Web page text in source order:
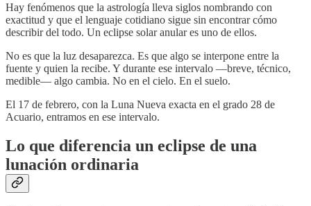
Hay fenómenos que la astrología lleva siglos nombrando con
exactitud y que el lenguaje cotidiano sigue sin encontrar cómo
describir del todo. Un eclipse solar anular es uno de ellos.
No es que la luz desaparezca. Es que algo se interpone entre la
fuente y quien la recibe. Y durante ese intervalo —breve, técnico,
medible— algo cambia. No en el cielo. En el suelo.
El 17 de febrero, con la Luna Nueva exacta en el grado 28 de
Acuario, entramos en ese intervalo.
Lo que diferencia un eclipse de una
lunación ordinaria